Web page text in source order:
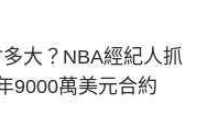
大？NBA經紀人抓
9000萬美元合約